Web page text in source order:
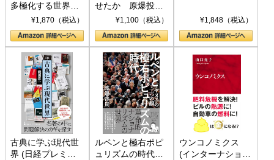
多極化する世界：
トランプとBRICS
の挑戦
¥1,870（税込）
せたか 原爆投
下、ソ連参戦、そ
して聖断 (PHP新
書)
¥1,100（税込） ¥1,848（税込）
古典に学ぶ現代世
界 (日経プレミア
ルペンと極右ポピ
ュリズムの時代：
ウンコノミクス
(インターナショナ